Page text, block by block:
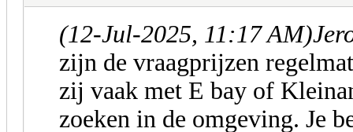
(12-Jul-2025, 11:17 AM)
zijn de vraagprijzen
zij vaak met E bay of
zoeken in de omgeving. Je